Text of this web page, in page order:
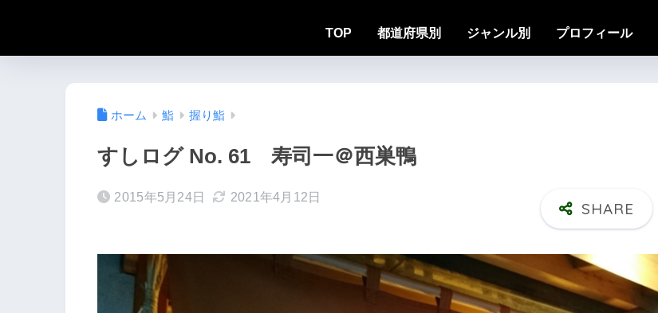
TOP 都道府県別 ジャンル別 プロフィール
ホーム 鮨 握り鮨
すしログ No. 61 寿司一＠西巣鴨
2015年5月24日 2021年4月12日